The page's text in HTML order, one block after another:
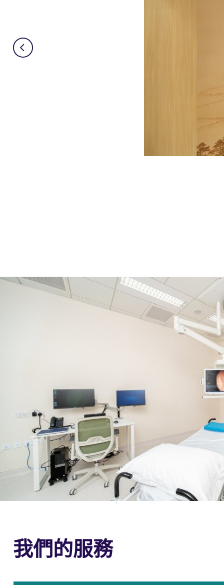
我們的服務